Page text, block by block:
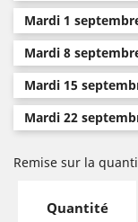
Mardi 1
Mardi 8
Mardi 15
Mardi 22
Remise sur la
Quantité